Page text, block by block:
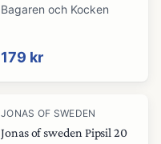
Bagaren och Kocken
179 kr
JONAS OF SWEDEN
Jonas of sweden Pipsil 20